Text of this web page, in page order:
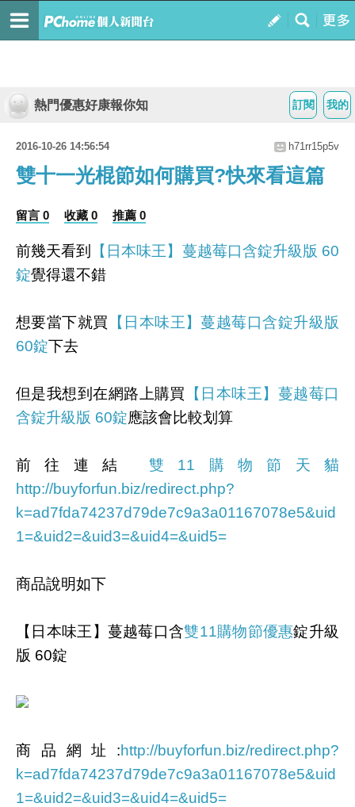
我的
訂閱
熱門優惠好康報你知
2016-10-26 14:56:54 h71rr15p5v
雙十一光棍節如何購買?快來看這篇
留言 0 收藏 0 推薦 0
前幾天看到
【日本味王】蔓越莓口含錠升級版 60
錠覺得還不錯
想要當下就買 【日本味王】蔓越莓口含錠升級版
60錠下去
但是我想到在網路上購買 【日本味王】蔓越莓口
含錠升級版 60錠應該會比較划算
前往連結 雙11購物節天貓
http://buyforfun.biz/redirect.php?
k=ad7fda74237d79de7c9a3a01167078e5&uid
1=&uid2=&uid3=&uid4=&uid5=
商品說明如下
【日本味王】蔓越莓口含雙11購物節優惠錠升級
版 60錠
商品網址 :http://buyforfun.biz/redirect.php?
k=ad7fda74237d79de7c9a3a01167078e5&uid
1=&uid2=&uid3=&uid4=&uid5=